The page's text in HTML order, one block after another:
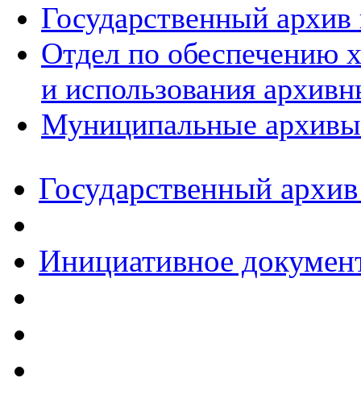
Государственный архив
Отдел по обеспечению
и использования
Муниципальные архивы
Государственный
Инициативное